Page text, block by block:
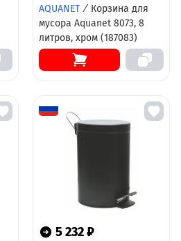
AQUANET / Корзина для
мусора Aquanet 8073, 8
литров, хром (187083)
5 232 ₽